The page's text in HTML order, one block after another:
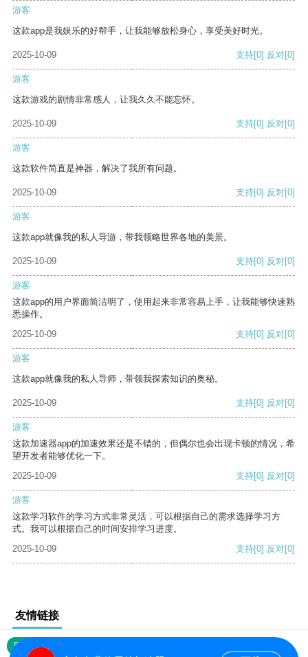
游客
这款app是我娱乐的好帮手，让我能够放松身心，享受美好时光。
2025-10-09 支持[0] 反对[0]
游客
这款游戏的剧情非常感人，让我久久不能忘怀。
2025-10-09 支持[0] 反对[0]
游客
这款软件简直是神器，解决了我所有问题。
2025-10-09 支持[0] 反对[0]
游客
这款app就像我的私人导游，带我领略世界各地的美景。
2025-10-09 支持[0] 反对[0]
游客
这款app的用户界面简洁明了，使用起来非常容易上手，让我能够快速熟
悉操作。
2025-10-09
支持[0] 反对[0]
游客
这款app就像我的私人导师，带领我探索知识的奥秘。
2025-10-09 支持[0] 反对[0]
游客
这款加速器app的加速效果还是不错的，但偶尔也会出现卡顿的情况，希
望开发者能够优化一下。
2025-10-09
支持[0] 反对[0]
游客
这款学习软件的学习方式非常灵活，可以根据自己的需求选择学习方
式。我可以根据自己的时间安排学习进度。
2025-10-09
支持[0] 反对[0]
友情链接
网站地图